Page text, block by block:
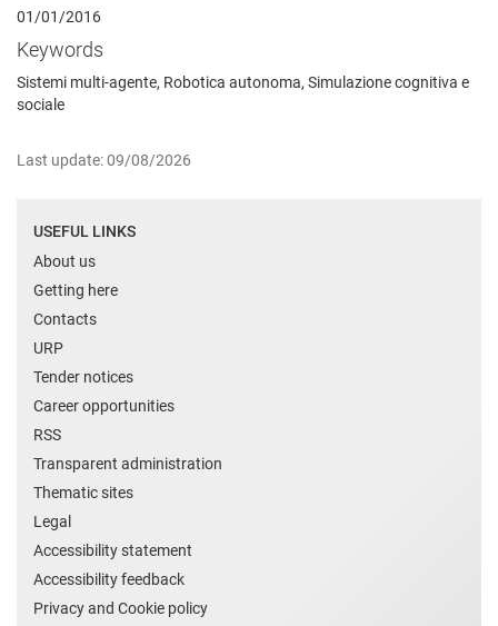
01/01/2016
Keywords
Sistemi multi-agente, Robotica autonoma, Simulazione cognitiva e
sociale
Last update: 09/08/2026
USEFUL LINKS
About us
Getting here
Contacts
URP
Tender notices
Career opportunities
RSS
Transparent administration
Thematic sites
Legal
Accessibility statement
Accessibility feedback
Privacy and Cookie policy